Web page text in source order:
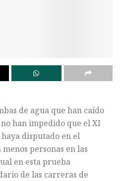
de agua que han caído
han impedido que el XI
disputado en el
personas en las
en esta prueba
de las carreras de